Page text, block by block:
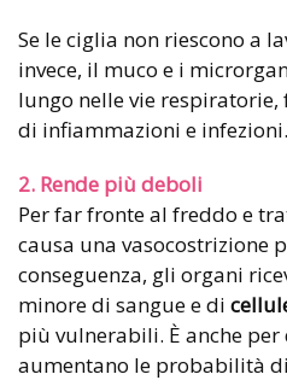
Se le ciglia non riescono a
invece, il muco e i
lungo nelle vie
di infiammazioni e infezioni.
2. Rende più deboli
Per far fronte al freddo e
causa una vasocostrizione
conseguenza, gli organi
minore di sangue e di
più vulnerabili. È anche per
aumentano le probabilità